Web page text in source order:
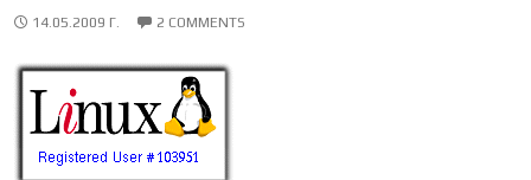
14.05.2009 Г. 2 COMMENTS